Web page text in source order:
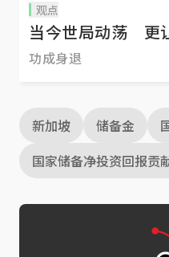
观点
当今世局动荡 更
功成身退
新加坡 储备金
国家储备净投资回报贡